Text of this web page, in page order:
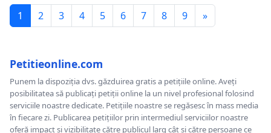
1 2 3 4 5 6 7 8 9 »
Petitieonline.com
Punem la dispoziția dvs. găzduirea gratis a petițiile online. Aveți
posibilitatea să publicați petiții online la un nivel profesional folosind
serviciile noastre dedicate. Petițiile noastre se regăsesc în mass media
în fiecare zi. Publicarea petițiilor prin intermediul serviciilor noastre
oferă impact și vizibilitate către publicul larg cât și către persoane ce